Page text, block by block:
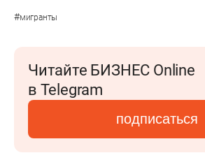
#мигранты
Читайте БИЗНЕС Online
в Telegram
подписаться